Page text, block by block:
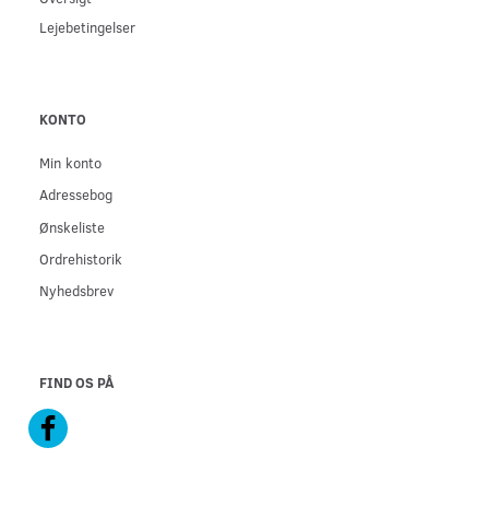
Lejebetingelser
KONTO
Min konto
Adressebog
Ønskeliste
Ordrehistorik
Nyhedsbrev
FIND OS PÅ